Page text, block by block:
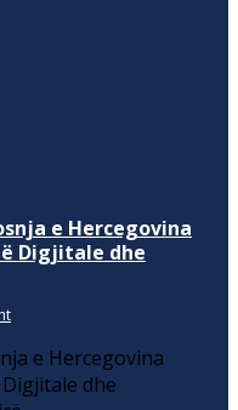
e Hercegovina
Digjitale dhe
e Hercegovina
dhe